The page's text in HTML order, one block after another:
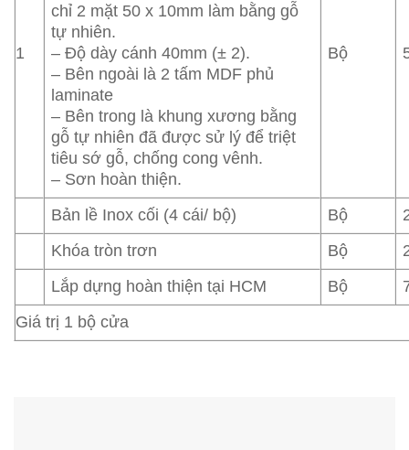
1
chỉ 2 mặt 50 x 10mm làm bằng gỗ
tự nhiên.
– Độ dày cánh 40mm (± 2).
– Bên ngoài là 2 tấm MDF phủ
laminate
– Bên trong là khung xương bằng
gỗ tự nhiên đã được sử lý để triệt
tiêu sớ gỗ, chống cong vênh.
– Sơn hoàn thiện.
Bộ
Bản lề Inox cối (4 cái/ bộ) Bộ
Khóa tròn trơn
Bộ
Lắp dựng hoàn thiện tại HCM
Bộ
Giá trị 1 bộ cửa